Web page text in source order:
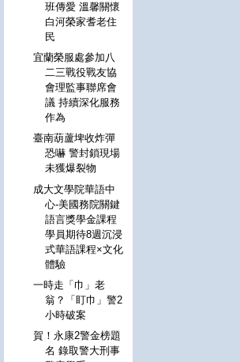
班傳愛 溫馨關懷
白河榮家耆老住
民
宜蘭榮服處參加八
二三戰役戰友協
會理監事聯席會
議 持續深化服務
作為
臺南葫蘆埤收炸彈
恐嚇 警封鎖現場
未獲爆裂物
成大文學院華語中
心-美國務院關鍵
語言獎學金課程
學員期待8週沉浸
式華語課程×文化
體驗
一時走「巾」老
翁？「盯巾」警2
小時破案
賀！永康2警金榜題
名 錄取警大刑事